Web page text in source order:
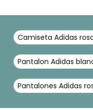
Camiseta Adidas
Pantalon Adidas
Pantalones Adidas